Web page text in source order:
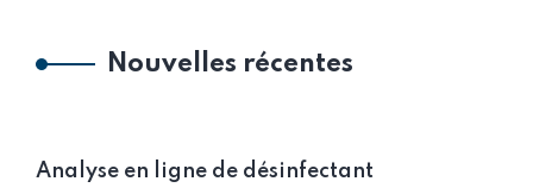
Nouvelles récentes
Analyse en ligne de désinfectant